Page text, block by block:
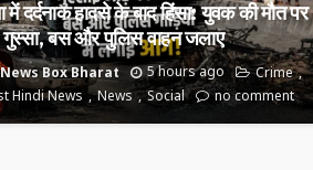
में दर्दनाक हादसे के बाद हिंसा: युवक की मौत पर
बस और पुलिस वाहन जलाए
News Box Bharat 5 hours ago
Crime
Hindi News
News Social no comment